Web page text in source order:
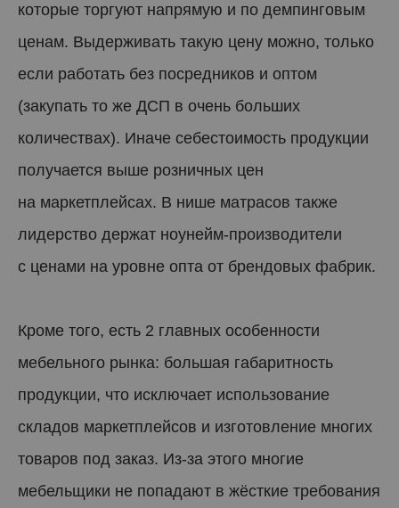
которые торгуют напрямую и по демпинговым
ценам. Выдерживать такую цену можно, только
если работать без посредников и оптом
(закупать то же ДСП в очень больших
количествах). Иначе себестоимость продукции
получается выше розничных цен
на маркетплейсах. В нише матрасов также
лидерство держат ноунейм-производители
с ценами на уровне опта от брендовых фабрик.
Кроме того, есть 2 главных особенности
мебельного рынка: большая габаритность
продукции, что исключает использование
складов маркетплейсов и изготовление многих
товаров под заказ. Из-за этого многие
мебельщики не попадают в жёсткие требования